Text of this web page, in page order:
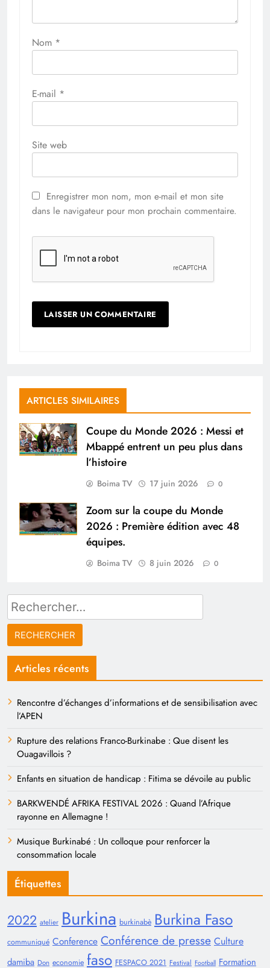
Nom *
E-mail *
Site web
Enregistrer mon nom, mon e-mail et mon site
dans le navigateur pour mon prochain commentaire.
ARTICLES SIMILAIRES
Coupe du Monde 2026 : Messi et
Mbappé entrent un peu plus dans
l’histoire
Boima TV 17 juin 2026 0
Zoom sur la coupe du Monde
2026 : Première édition avec 48
équipes.
Boima TV 8 juin 2026 0
Rechercher :
Articles récents
Rencontre d’échanges d’informations et de sensibilisation avec
l’APEN
Rupture des relations Franco-Burkinabe : Que disent les
Ouagavillois ?
Enfants en situation de handicap : Fitima se dévoile au public
BARKWENDÉ AFRIKA FESTIVAL 2026 : Quand l’Afrique
rayonne en Allemagne !
Musique Burkinabé : Un colloque pour renforcer la
consommation locale
Étiquettes
2022 atelier Burkina burkinabè Burkina Faso
communiqué Conference Conférence de presse Culture
damiba Don economie faso FESPACO 2021 Festival Football Formation